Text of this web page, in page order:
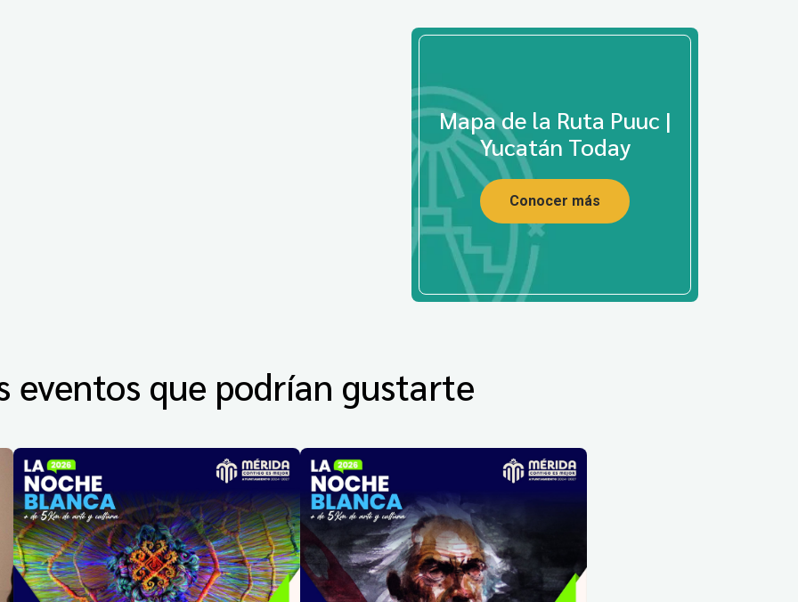
Mapa de la Ruta Puuc |
Yucatán Today
Conocer más
eventos que podrían gustarte